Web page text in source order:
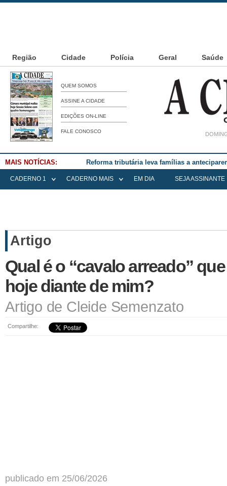
Região Cidade Polícia Geral Saúde
QUEM SOMOS
ASSINE A CIDADE
EDIÇÕES ON-LINE
FALE CONOSCO
MAIS NOTÍCIAS: Falece Elena Menoia Cesarin
CADERNO 1 CADERNO MAIS EM DIA SEJA ASSINANTE
Artigo
Qual é o “cavalo arreado”
hoje diante de mim?
Artigo de Cleide Semenzato
Compartilhe:
publicado em 25/06/2026